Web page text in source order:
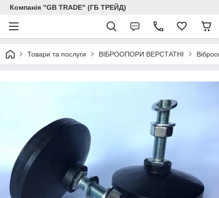
Компанія "GB TRADE" (ГБ ТРЕЙД)
Товари та послуги ВІБРООПОРИ ВЕРСТАТНІ